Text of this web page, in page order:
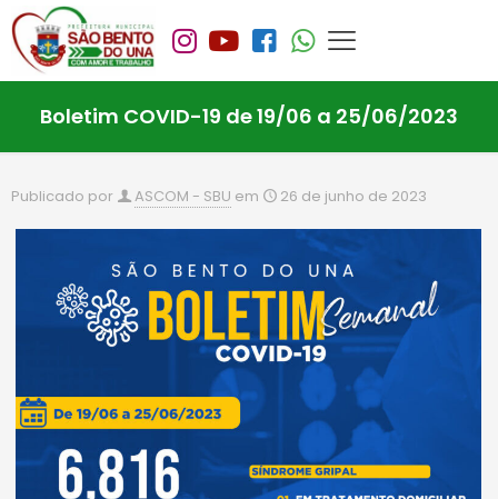
Boletim COVID-19 de 19/06 a 25/06/2023
Publicado por ASCOM - SBU em 26 de junho de 2023